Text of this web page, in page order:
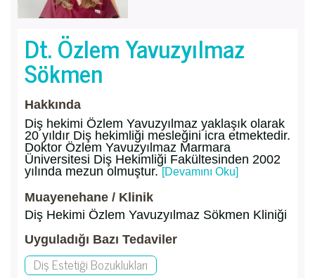
Dt. Özlem Yavuzyılmaz
Sökmen
Hakkında
Diş hekimi Özlem Yavuzyılmaz yaklaşık olarak
20 yıldır Diş hekimliği mesleğini icra etmektedir.
Doktor Özlem Yavuzyılmaz Marmara
Üniversitesi Diş Hekimliği Fakültesinden 2002
yılında mezun olmuştur.[Devamını Oku]
Muayenehane / Klinik
Diş Hekimi Özlem Yavuzyılmaz Sökmen Kliniği
Uyguladığı Bazı Tedaviler
Diş Estetiği Bozuklukları